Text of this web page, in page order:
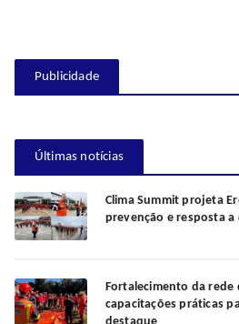
Publicidade
Últimas notícias
Clima Summit projeta
prevenção e resposta a
Fortalecimento da
capacitações práticas